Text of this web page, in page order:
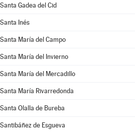
Santa Gadea del Cid
Santa Inés
Santa María del Campo
Santa María del Invierno
Santa María del Mercadillo
Santa María Rivarredonda
Santa Olalla de Bureba
Santibáñez de Esgueva